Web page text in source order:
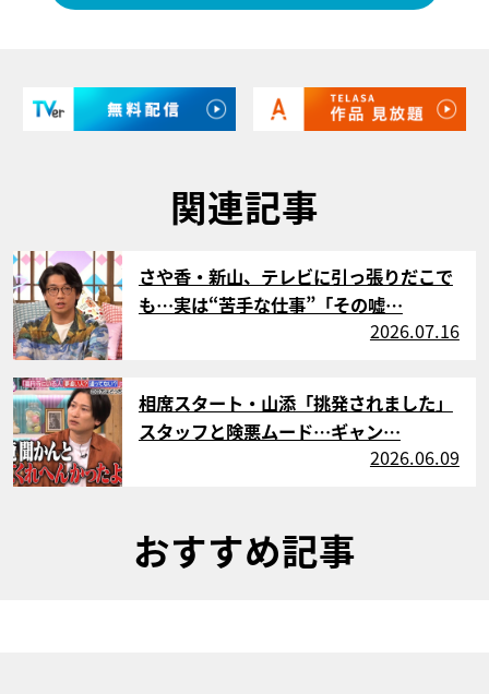
関連記事
サムネイル
さや香・新山、テレビに引っ張りだこで
も…実は“苦手な仕事”「その嘘…
2026.07.16
サムネイル
相席スタート・山添「挑発されました」
スタッフと険悪ムード…ギャン…
2026.06.09
おすすめ記事